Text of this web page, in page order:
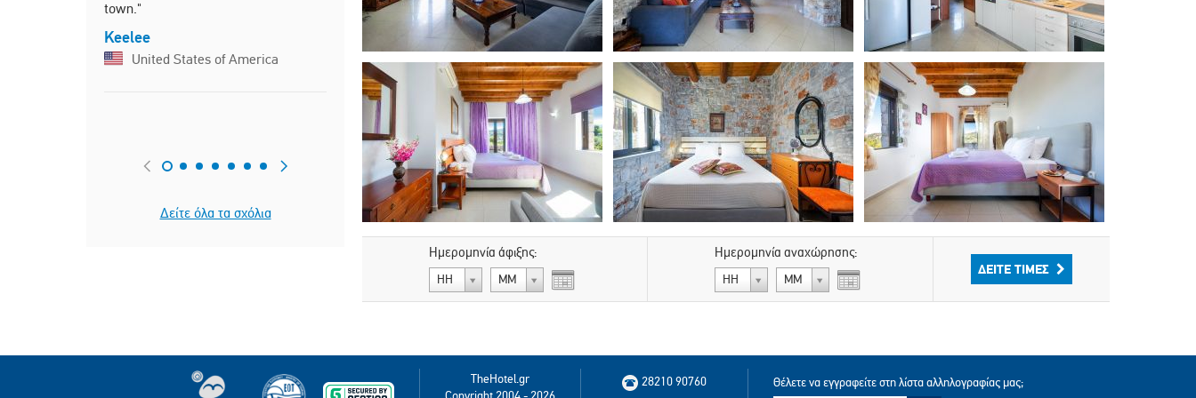
town."
Keelee
United States of America
location to access Platanias very
easily but still enjoy the peace and
quiet of the countryside. Our host was
lovely and we were so grateful for the
lovely feta pie and salad that was
made for us on our arrival."
Teresa
United Kingdom
Erin
United States of
Δείτε όλα τα σχόλια
Ημερομηνία άφιξης:
ΗΗ ΜΜ
Ημερομηνία αναχώρησης:
ΗΗ ΜΜ
ΔΕΊΤΕ ΤΙΜΈΣ
TheHotel.gr
28210 90760 Θέλετε να εγγραφείτε στη λίστα αλληλογραφίας μας;